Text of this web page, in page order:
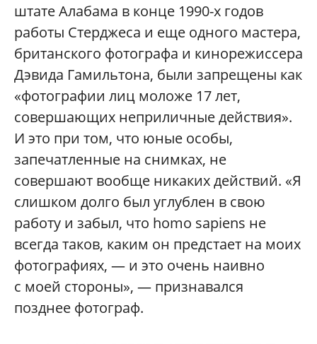
штате Алабама в конце 1990-х годов
работы Стерджеса и еще одного мастера,
британского фотографа и кинорежиссера
Дэвида Гамильтона, были запрещены как
«фотографии лиц моложе 17 лет,
совершающих неприличные действия».
И это при том, что юные особы,
запечатленные на снимках, не
совершают вообще никаких действий. «Я
слишком долго был углублен в свою
работу и забыл, что homo sapiens не
всегда таков, каким он предстает на моих
фотографиях, — и это очень наивно
с моей стороны», — признавался
позднее фотограф.